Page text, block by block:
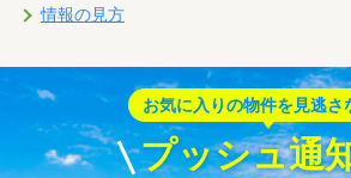
情報の見方
お気に入りの物件を見逃さ
プッシュ通